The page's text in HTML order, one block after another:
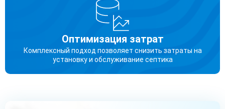
Оптимизация затрат
Комплексный подход позволяет снизить затраты на
установку и обслуживание септика